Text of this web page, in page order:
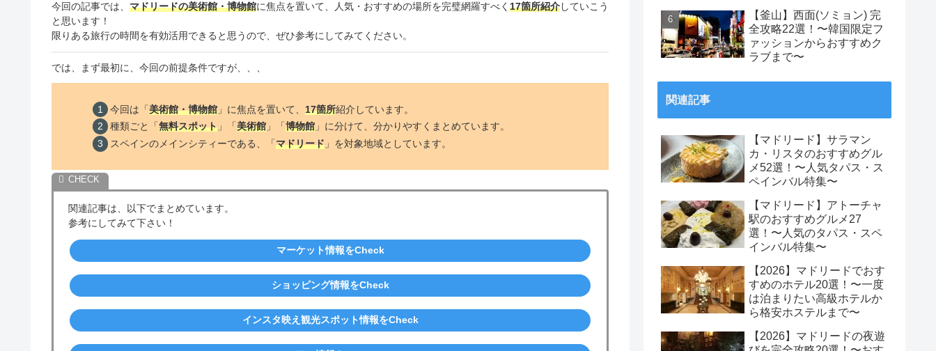
今回の記事では、 マドリードの美術館・博物館に焦点を置いて、人気・おすすめの場所を完璧網羅すべく 17箇所紹介していこう
と思います！
限りある旅行の時間を有効活用できると思うので、ぜひ参考にしてみてください。
では、まず最初に、今回の前提条件ですが、、、
今回は「美術館・博物館」に焦点を置いて、 17箇所紹介しています。
種類ごと「無料スポット」「美術館」「博物館」に分けて、分かりやすくまとめています。
スペインのメインシティーである、「マドリード」を対象地域としています。
関連記事は、以下でまとめています。
参考にしてみて下さい！
マーケット情報をCheck
ショッピング情報をCheck
インスタ映え観光スポット情報をCheck
【釜山】西面(ソミョン) 完
全攻略22選！〜韓国限定フ
ァッションからおすすめク
ラブまで〜
関連記事
【マドリード】サラマン
カ・リスタのおすすめグル
メ52選！〜人気タパス・ス
ペインバル特集〜
【マドリード】アトーチャ
駅のおすすめグルメ27
選！〜人気のタパス・スペ
インバル特集〜
【2026】マドリードでおす
すめのホテル20選！〜一度
は泊まりたい高級ホテルか
ら格安ホステルまで〜
【2026】マドリードの夜遊